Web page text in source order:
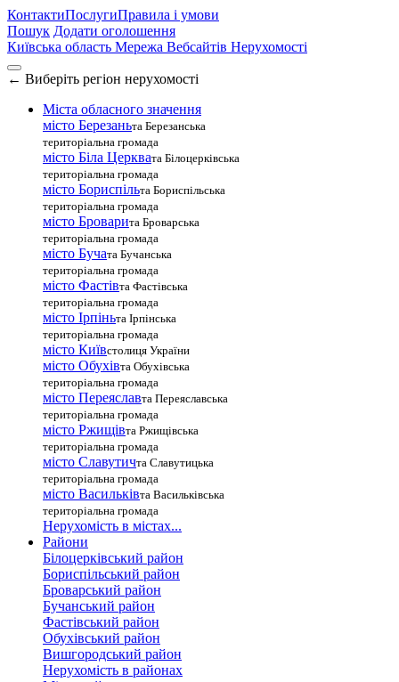
КонтактиПослугиПравила і умови
Пошук Додати оголошення
Київська область Мережа Вебсайтів Нерухомості
← Виберіть регіон нерухомості
Міста обласного значення
місто Березаньта Березанська
територіальна громада
місто Біла Церквата Білоцерківська
територіальна громада
місто Бориспільта Бориспільська
територіальна громада
місто Броварита Броварська
територіальна громада
місто Бучата Бучанська
територіальна громада
місто Фастівта Фастівська
територіальна громада
місто Ірпіньта Ірпінська
територіальна громада
місто Київстолиця України
місто Обухівта Обухівська
територіальна громада
місто Переяславта Переяславська
територіальна громада
місто Ржищівта Ржищівська
територіальна громада
місто Славутичта Славутицька
територіальна громада
місто Василькiвта Васильківська
територіальна громада
Нерухомість в містах...
Райони
Білоцерківський район
Бориспільський район
Броварський район
Бучанський район
Фастівський район
Обухівський район
Вишгородський район
Нерухомість в районах